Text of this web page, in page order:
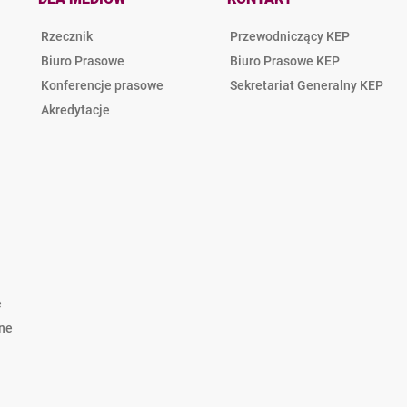
Rzecznik
Biuro Prasowe
Konferencje prasowe
Akredytacje
Przewodniczący KEP
Biuro Prasowe KEP
Sekretariat Generalny KEP